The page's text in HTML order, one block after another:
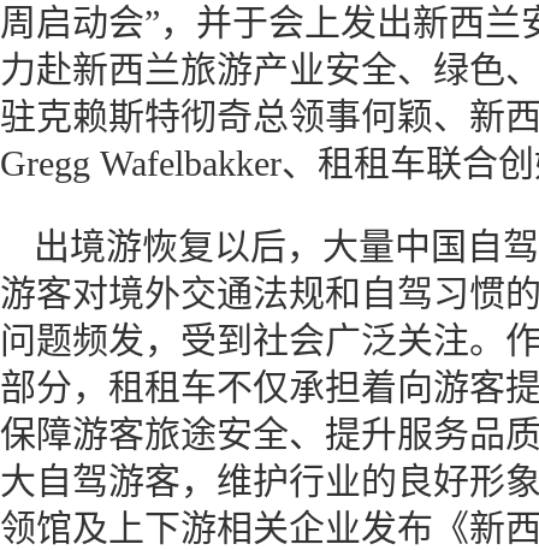
周启动会”，并于会上发出新西
力赴新西兰旅游产业安全、绿色
驻克赖斯特彻奇总领事何颖、新
Gregg Wafelbakker、租租车联合
出境游恢复以后，大量中国自
游客对境外交通法规和自驾习惯
问题频发，受到社会广泛关注。
部分，租租车不仅承担着向游客
保障游客旅途安全、提升服务品
大自驾游客，维护行业的良好形
领馆及上下游相关企业发布《新